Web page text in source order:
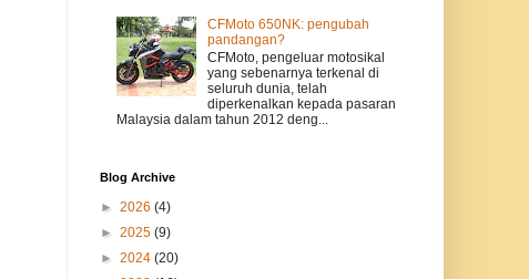
CFMoto 650NK: pengubah
pandangan?
CFMoto, pengeluar motosikal
yang sebenarnya terkenal di
seluruh dunia, telah
diperkenalkan kepada pasaran
Malaysia dalam tahun 2012 deng...
Blog Archive
► 2026 (4)
► 2025 (9)
► 2024 (20)